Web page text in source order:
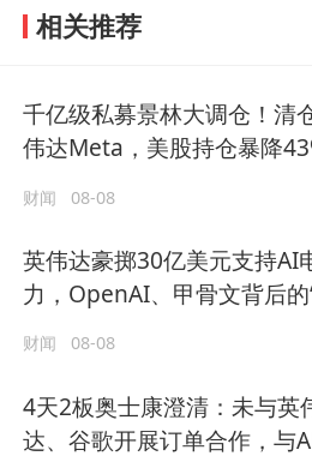
相关推荐
千亿级私募景林大调仓！清
伟达Meta，美股持仓暴降
财闻 08-08
英伟达豪掷30亿美元支持AI
力，OpenAI、甲骨文背后的
财闻 08-08
4天2板奥士康澄清：未与英
达、谷歌开展订单合作，与